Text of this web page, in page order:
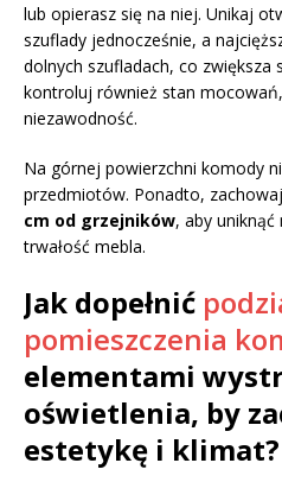
lub opierasz się na niej. Unikaj
szuflady jednocześnie, a
dolnych szufladach, co zwiększa
kontroluj również stan
niezawodność.
Na górnej powierzchni komody
przedmiotów. Ponadto,
cm od grzejników, aby uniknąć
trwałość mebla.
Jak dopełnić
pomieszczenia
elementami
oświetlenia, by
estetykę i klimat?